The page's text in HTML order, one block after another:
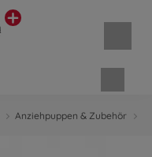
Anziehpuppen & Zubehör